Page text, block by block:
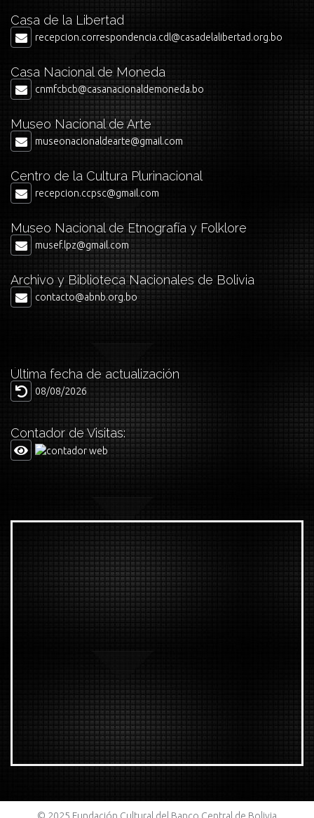
Casa de la Libertad
recepcion.correspondencia.cdl@casadelalibertad.org.bo
Casa Nacional de Moneda
cnmfcbcb@casanacionaldemoneda.bo
Museo Nacional de Arte
museonacionaldearte@gmail.com
Centro de la Cultura Plurinacional
recepcion.ccpsc@gmail.com
Museo Nacional de Etnografía y Folklore
musef.lpz@gmail.com
Archivo y Biblioteca Nacionales de Bolivia
contacto@abnb.org.bo
Última fecha de actualización
08/08/2026
Contador de Visitas:
© 2025 Fundación Cultural del Banco Central de Bolivia